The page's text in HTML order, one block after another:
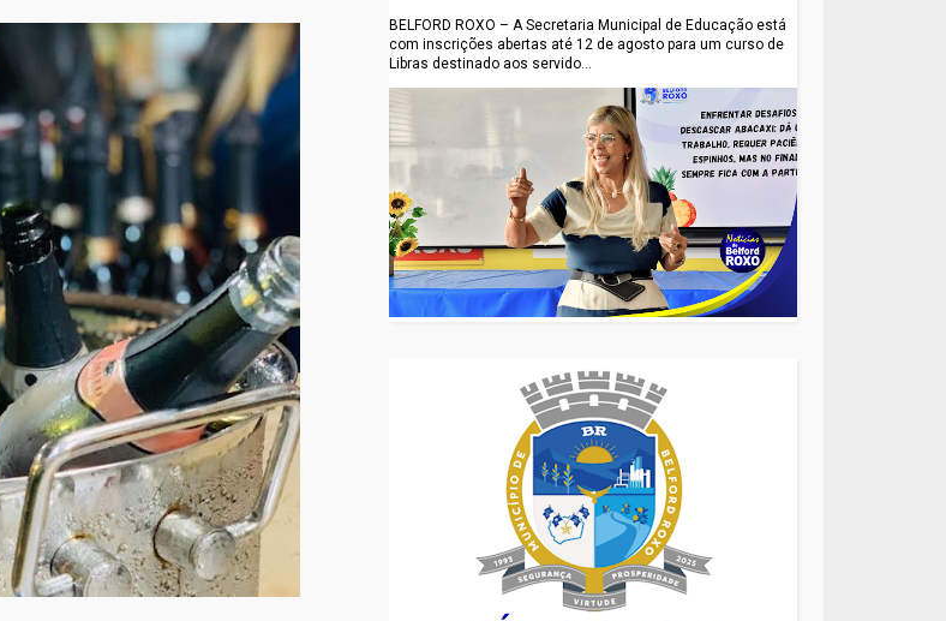
BELFORD ROXO – A Secretaria Municipal de Educação está
com inscrições abertas até 12 de agosto para um curso de
Libras destinado aos servido...